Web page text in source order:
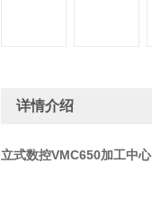
详情介绍
立式数控VMC650加工中心